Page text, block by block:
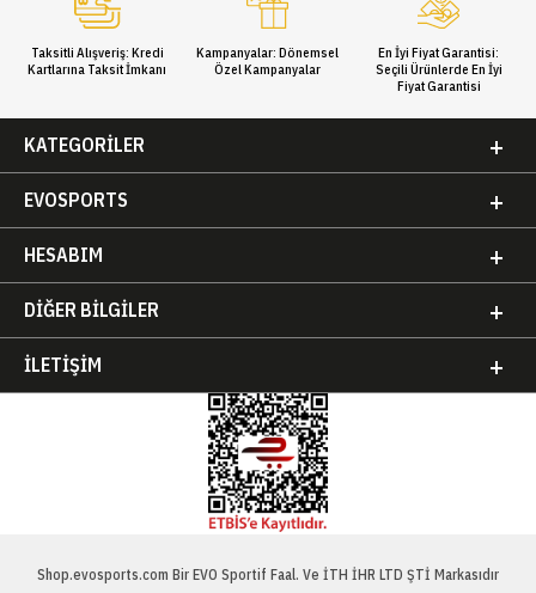
Taksitli Alışveriş: Kredi
Kartlarına Taksit İmkanı
Kampanyalar: Dönemsel
Özel Kampanyalar
En İyi Fiyat Garantisi:
Seçili Ürünlerde En İyi
Fiyat Garantisi
KATEGORILER
EVOSPORTS
HESABIM
DIĞER BILGILER
İLETIŞIM
Shop.evosports.com Bir EVO Sportif Faal. Ve İTH İHR LTD ŞTİ Markasıdır